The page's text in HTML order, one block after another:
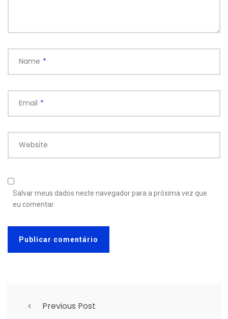
Name *
Email *
Website
Salvar meus dados neste navegador para a próxima vez que
eu comentar.
Previous Post